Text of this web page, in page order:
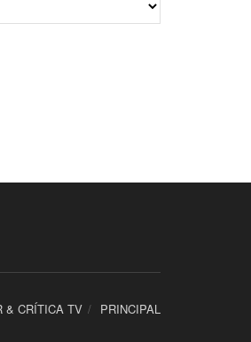
& CRÍTICA TV PRINCIPAL